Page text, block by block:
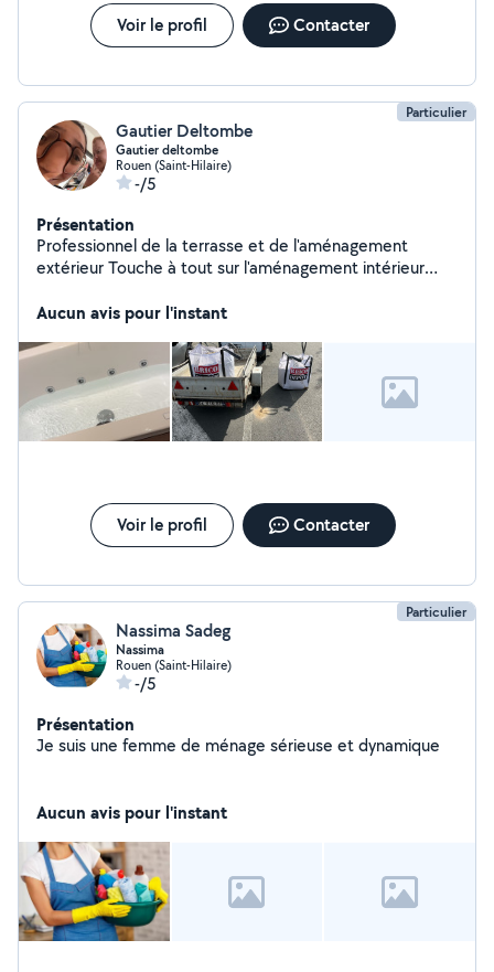
Voir le profil Contacter
Particulier
Gautier Deltombe
Gautier deltombe
Rouen (Saint-Hilaire)
-/5
Présentation
Professionnel de la terrasse et de l'aménagement
extérieur Touche à tout sur l'aménagement intérieur
Aucun avis pour l'instant
Voir le profil Contacter
Particulier
Nassima Sadeg
Nassima
Rouen (Saint-Hilaire)
-/5
Présentation
Je suis une femme de ménage sérieuse et dynamique
Aucun avis pour l'instant